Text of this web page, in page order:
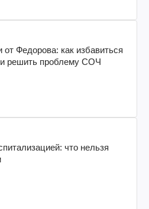
Федорова: как избавиться
и решить проблему СОЧ
что нельзя